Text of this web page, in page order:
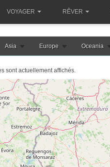
VOYAGER RÊVER
Asia Europe Oceania
sont actuellement affichés.
chargement de la carte espagne